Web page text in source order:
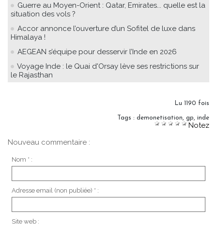
Guerre au Moyen-Orient : Qatar, Emirates... quelle est la
situation des vols ?
Accor annonce l’ouverture d’un Sofitel de luxe dans
Himalaya !
AEGEAN s’équipe pour desservir l’Inde en 2026
Voyage Inde : le Quai d'Orsay lève ses restrictions sur
le Rajasthan
Lu 1190 fois
Tags : demonetisation, gp, inde
Notez
Nouveau commentaire :
Nom * :
Adresse email (non publiée) * :
Site web :